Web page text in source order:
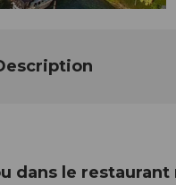
dans le